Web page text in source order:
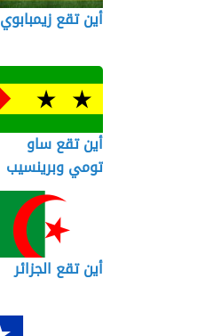
أين تقع زيمبابوي
أين تقع ساو
تومي وبرينسيب
أين تقع الجزائر